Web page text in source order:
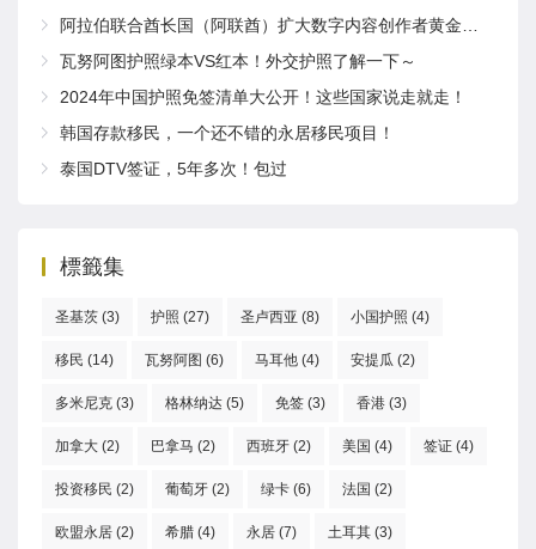
阿拉伯联合酋长国（阿联酋）扩大数字内容创作者黄金签证项目
瓦努阿图护照绿本VS红本！外交护照了解一下～
2024年中国护照免签清单大公开！这些国家说走就走！
韩国存款移民，一个还不错的永居移民项目！
泰国DTV签证，5年多次！包过
標籤集
圣基茨 (3) 护照 (27) 圣卢西亚 (8) 小国护照 (4)
移民 (14) 瓦努阿图 (6) 马耳他 (4) 安提瓜 (2)
多米尼克 (3) 格林纳达 (5) 免签 (3) 香港 (3)
加拿大 (2) 巴拿马 (2) 西班牙 (2) 美国 (4) 签证 (4)
投资移民 (2) 葡萄牙 (2) 绿卡 (6) 法国 (2)
欧盟永居 (2) 希腊 (4) 永居 (7) 土耳其 (3)